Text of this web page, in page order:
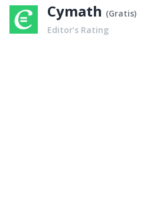
Cymath (Gratis)
Editor’s Rating